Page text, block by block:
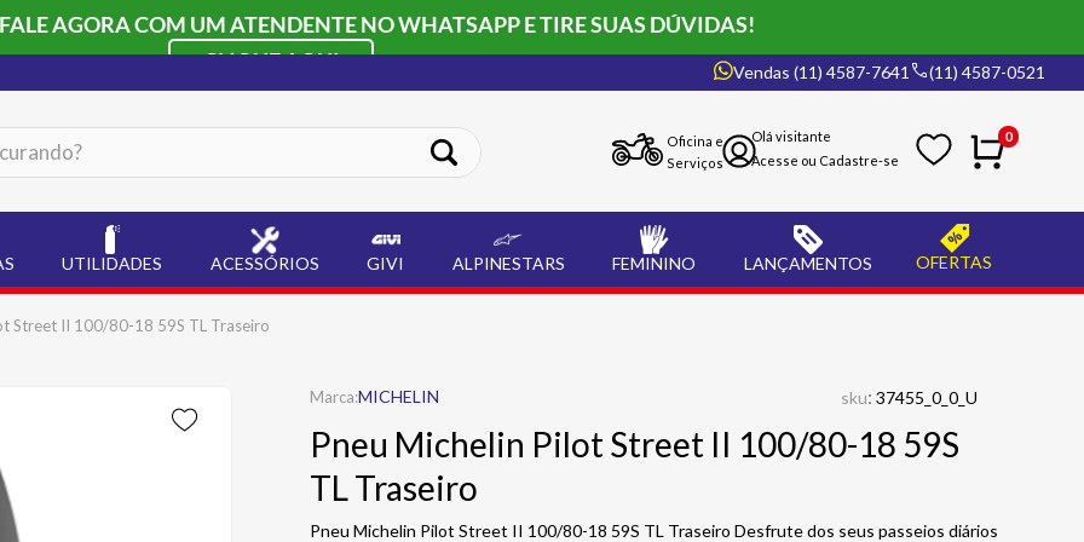
AGORA COM UM ATENDENTE NO WHATSAPP E TIRE SUAS DÚVIDAS!
CLIQUE AQUI
Vendas (11) 4587-7641 (11) 4587-0521
Oficina e
Serviços
0
UTILIDADES ACESSÓRIOS GIVI ALPINESTARS FEMININO LANÇAMENTOS OFERTAS
Street II 100/80-18 59S TL Traseiro
MICHELIN sku: 37455_0_0_U
Pneu Michelin Pilot Street II 100/80-18 59S
TL Traseiro
Pneu Michelin Pilot Street II 100/80-18 59S TL Traseiro Desfrute dos seus passeios diários